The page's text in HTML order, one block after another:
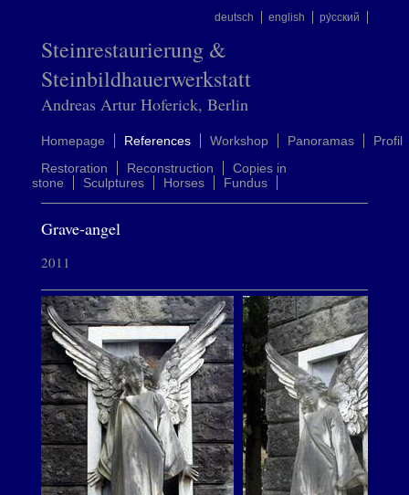
deutsch english ру́сский
Steinrestaurierung &
Steinbildhauerwerkstatt
Andreas Artur Hoferick, Berlin
Homepage References Workshop Panoramas
Profil
Restoration
Reconstruction
Copies in
stone
Sculptures Horses Fundus
Grave-angel
2011